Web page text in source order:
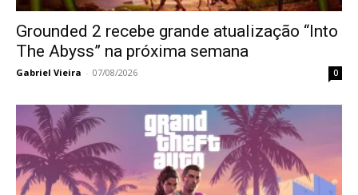
Grounded 2 recebe grande atualização “Into
The Abyss” na próxima semana
Gabriel Vieira - 07/08/2026 0